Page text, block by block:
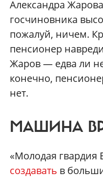
Александра
госчиновника
пожалуй, ничем.
пенсионер
Жаров — едва ли
конечно,
нет.
МАШИНА
«Молодая гвардия
создавать в